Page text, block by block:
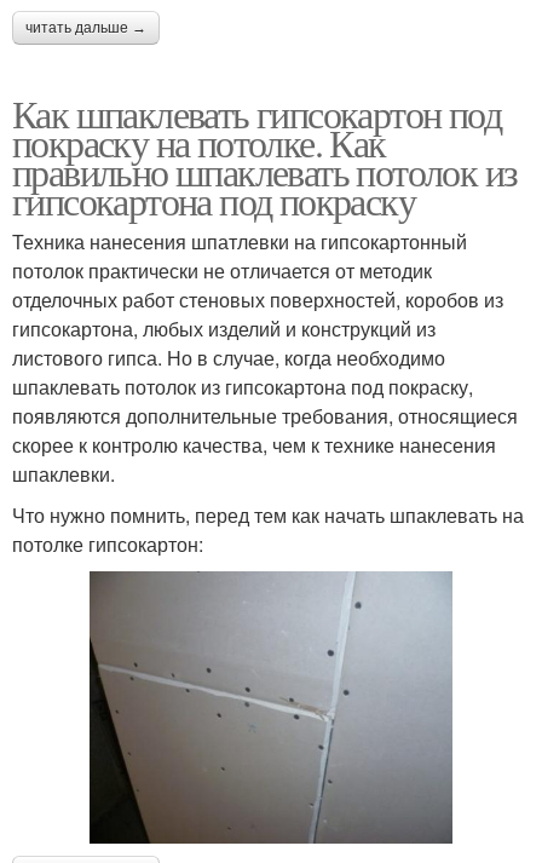
читать дальше →
Как шпаклевать гипсокартон под
покраску на потолке. Как
правильно шпаклевать потолок из
гипсокартона под покраску
Техника нанесения шпатлевки на гипсокартонный
потолок практически не отличается от методик
отделочных работ стеновых поверхностей, коробов из
гипсокартона, любых изделий и конструкций из
листового гипса. Но в случае, когда необходимо
шпаклевать потолок из гипсокартона под покраску,
появляются дополнительные требования, относящиеся
скорее к контролю качества, чем к технике нанесения
шпаклевки.
Что нужно помнить, перед тем как начать шпаклевать на
потолке гипсокартон: